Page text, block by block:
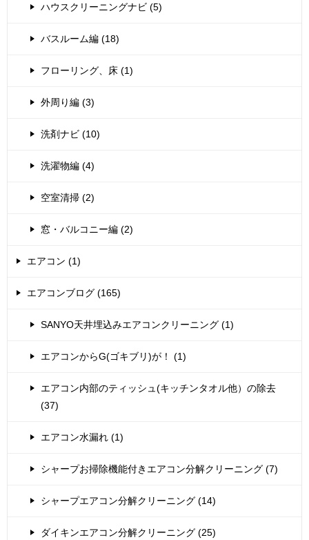
ハウスクリーニングナビ (5)
バスルーム編 (18)
フローリング、床 (1)
外周り編 (3)
洗剤ナビ (10)
洗濯物編 (4)
空室清掃 (2)
窓・バルコニー編 (2)
エアコン (1)
エアコンブログ (165)
SANYO天井埋込みエアコンクリーニング (1)
エアコンからG(ゴキブリ)が！ (1)
エアコン内部のティッシュ(キッチンタオル他）の除去
(37)
エアコン水漏れ (1)
シャープお掃除機能付きエアコン分解クリーニング (7)
シャープエアコン分解クリーニング (14)
ダイキンエアコン分解クリーニング (25)